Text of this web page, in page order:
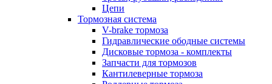
Цепи
Тормозная система
V-brake тормоза
Гидравлические ободные системы
Дисковые тормоза - комплекты
Запчасти для тормозов
Кантилеверные тормоза